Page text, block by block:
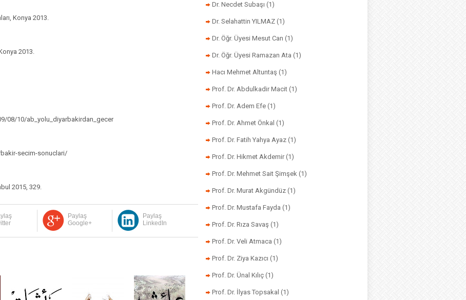
Konya 2013.
2013.
08/10/ab_yolu_diyarbakirdan_gecer
secim-sonuclari/
2015, 329.
Paylaş
Google+
Paylaş
LinkedIn
Dr. Necdet Subaşı (1)
Dr. Selahattin YILMAZ (1)
Dr. Öğr. Üyesi Mesut Can (1)
Dr. Öğr. Üyesi Ramazan Ata (1)
Hacı Mehmet Altuntaş (1)
Prof. Dr. Abdulkadir Macit (1)
Prof. Dr. Adem Efe (1)
Prof. Dr. Ahmet Önkal (1)
Prof. Dr. Fatih Yahya Ayaz (1)
Prof. Dr. Hikmet Akdemir (1)
Prof. Dr. Mehmet Sait Şimşek (1)
Prof. Dr. Murat Akgündüz (1)
Prof. Dr. Mustafa Fayda (1)
Prof. Dr. Rıza Savaş (1)
Prof. Dr. Veli Atmaca (1)
Prof. Dr. Ziya Kazıcı (1)
Prof. Dr. Ünal Kılıç (1)
Prof. Dr. İlyas Topsakal (1)